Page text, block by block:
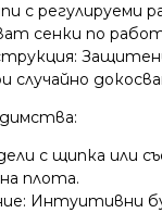
с регулируеми
сенки по
случайно
с щипка или
плота.
Интуитивни